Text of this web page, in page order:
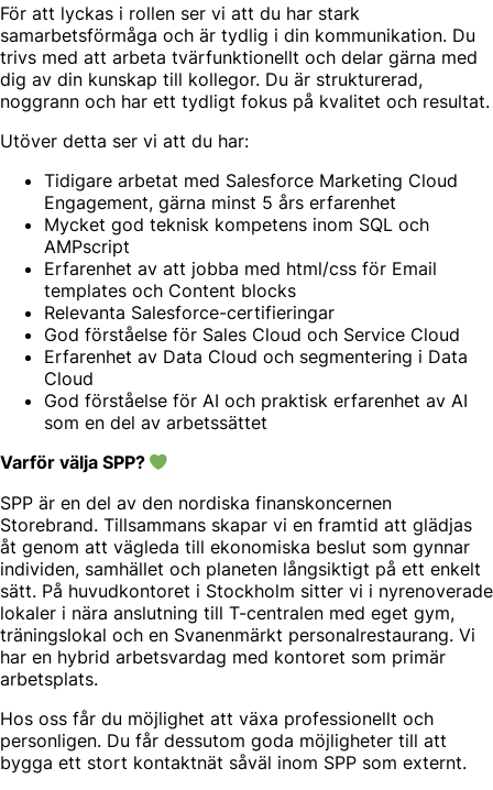
För att lyckas i rollen ser vi att du har stark
samarbetsförmåga och är tydlig i din kommunikation. Du
trivs med att arbeta tvärfunktionellt och delar gärna med
dig av din kunskap till kollegor. Du är strukturerad,
noggrann och har ett tydligt fokus på kvalitet och resultat.
Utöver detta ser vi att du har:
Tidigare arbetat med Salesforce Marketing Cloud
Engagement, gärna minst 5 års erfarenhet
Mycket god teknisk kompetens inom SQL och
AMPscript
Erfarenhet av att jobba med html/css för Email
templates och Content blocks
Relevanta Salesforce-certifieringar
God förståelse för Sales Cloud och Service Cloud
Erfarenhet av Data Cloud och segmentering i Data
Cloud
God förståelse för AI och praktisk erfarenhet av AI
som en del av arbetssättet
Varför välja SPP?
SPP är en del av den nordiska finanskoncernen
Storebrand. Tillsammans skapar vi en framtid att glädjas
åt genom att vägleda till ekonomiska beslut som gynnar
individen, samhället och planeten långsiktigt på ett enkelt
sätt. På huvudkontoret i Stockholm sitter vi i nyrenoverade
lokaler i nära anslutning till T-centralen med eget gym,
träningslokal och en Svanenmärkt personalrestaurang. Vi
har en hybrid arbetsvardag med kontoret som primär
arbetsplats.
Hos oss får du möjlighet att växa professionellt och
personligen. Du får dessutom goda möjligheter till att
bygga ett stort kontaktnät såväl inom SPP som externt.